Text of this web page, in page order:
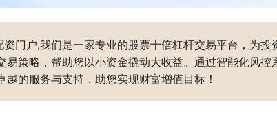
门户,我们是一家专业的股票十倍杠杆交易平台，为
策略，帮助您以小资金撬动大收益。通过智能化风
的服务与支持，助您实现财富增值目标！